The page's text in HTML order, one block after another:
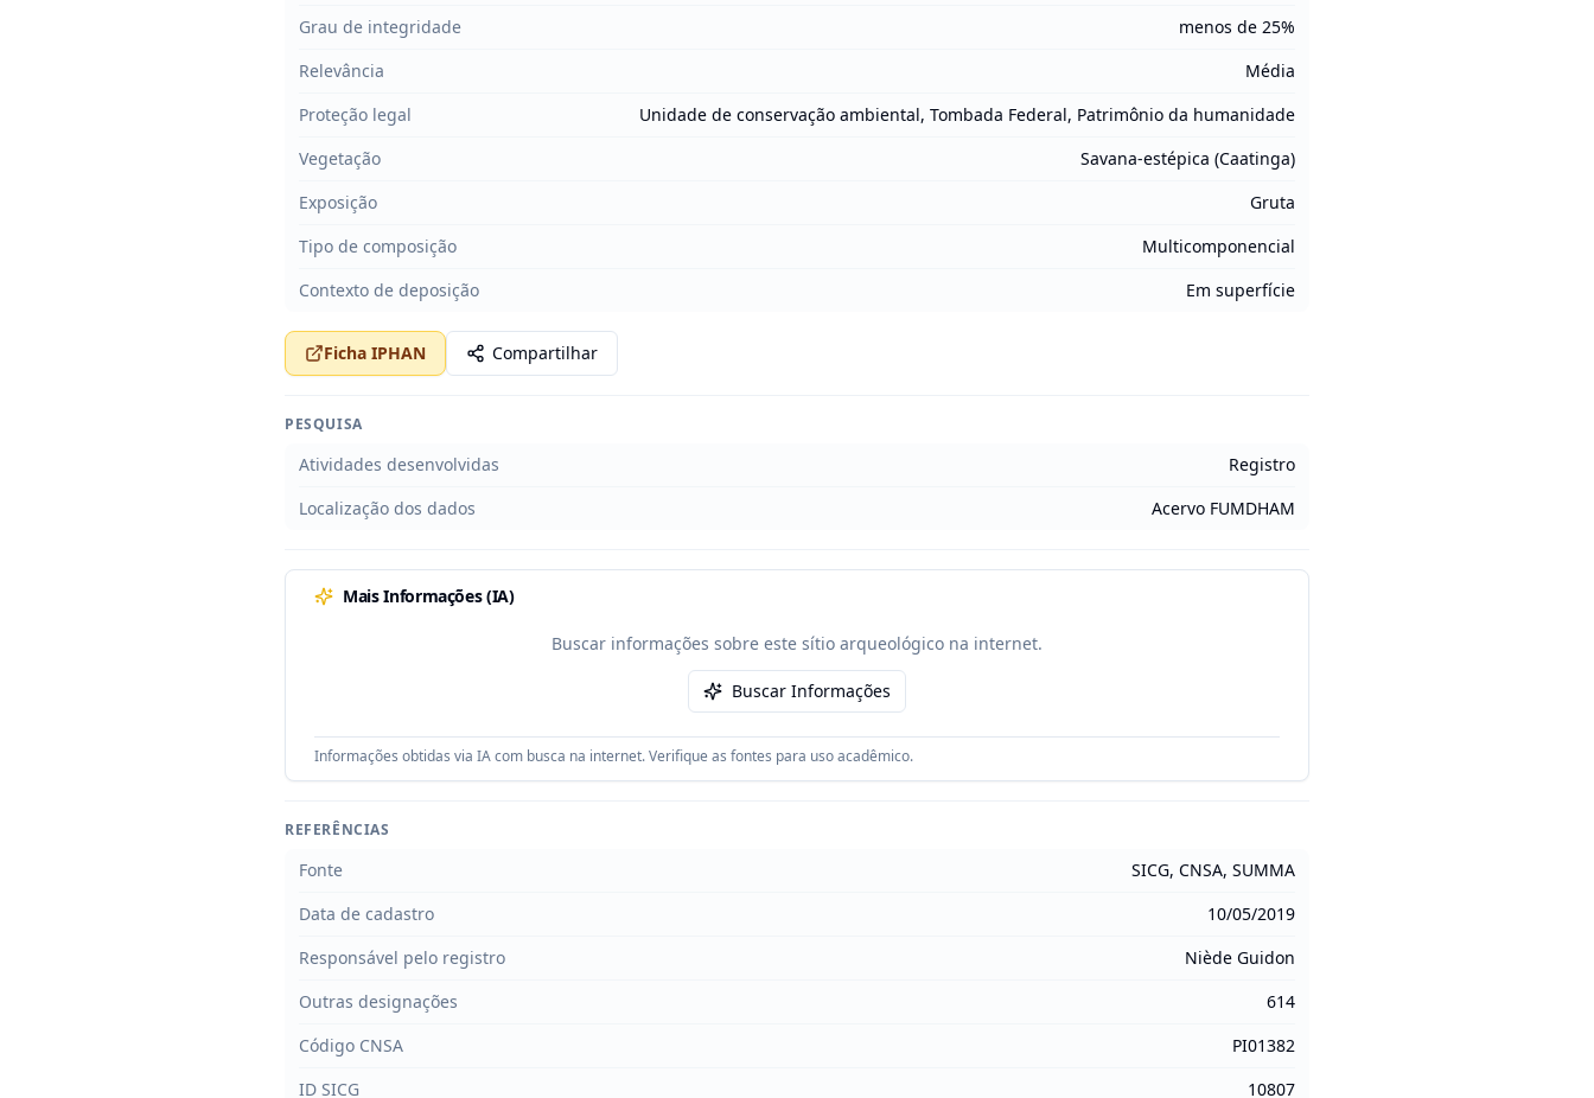
Grau de integridade
menos de 25%
Relevância
Média
Proteção legal
Unidade de conservação ambiental, Tombada Federal, Patrimônio da humanidade
Vegetação
Savana-estépica (Caatinga)
Exposição
Gruta
Tipo de composição
Multicomponencial
Contexto de deposição
Em superfície
Ficha IPHAN Compartilhar
PESQUISA
Atividades desenvolvidas
Registro
Localização dos dados
Acervo FUMDHAM
Mais Informações (IA)
Buscar informações sobre este sítio arqueológico na internet.
Buscar Informações
Informações obtidas via IA com busca na internet. Verifique as fontes para uso acadêmico.
REFERÊNCIAS
Fonte
SICG, CNSA, SUMMA
Data de cadastro
10/05/2019
Responsável pelo registro
Niède Guidon
Outras designações
614
Código CNSA
PI01382
ID SICG
10807